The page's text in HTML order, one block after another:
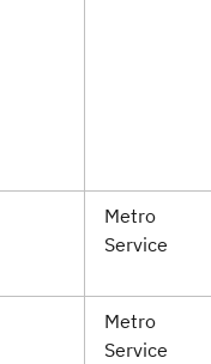
Metro
Service
Metro
Service